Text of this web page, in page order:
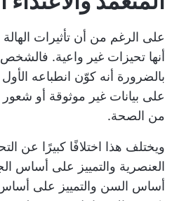
على الرغم من أن تأثيرات الهالة
أنها تحيزات غير واعية. فالشخص
بالضرورة أنه كوّن انطباعه الأول
على بيانات غير موثوقة أو
من الصحة.
ويختلف هذا اختلافًا كبيرًا عن
العنصرية والتمييز على أساس
أساس السن والتمييز على أساس